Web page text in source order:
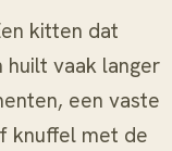
kitten dat
huilt vaak langer
een vaste
knuffel met de